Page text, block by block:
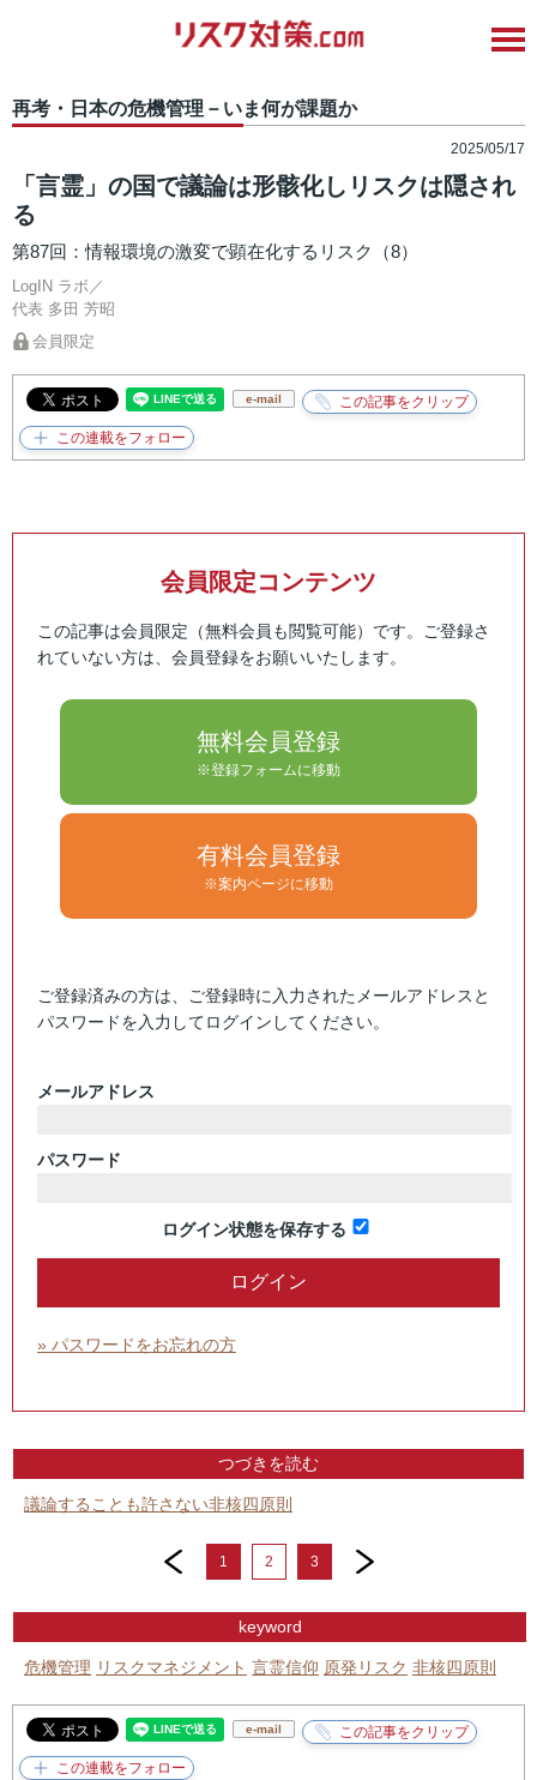
再考・日本の危機管理－いま何が課題か
2025/05/17
「言霊」の国で議論は形骸化しリスクは隠され
る
第87回：情報環境の激変で顕在化するリスク（8）
LogIN ラボ／
代表 多田 芳昭
会員限定
e-mail
会員限定コンテンツ
この記事は会員限定（無料会員も閲覧可能）です。ご登録さ
れていない方は、会員登録をお願いいたします。
無料会員登録
※登録フォームに移動
有料会員登録
※案内ページに移動
ご登録済みの方は、ご登録時に入力されたメールアドレスと
パスワードを入力してログインしてください。
メールアドレス
パスワード
ログイン状態を保存する
» パスワードをお忘れの方
つづきを読む
議論することも許さない非核四原則
prev
1 2 3
next
keyword
危機管理 リスクマネジメント 言霊信仰 原発リスク 非核四原則
e-mail